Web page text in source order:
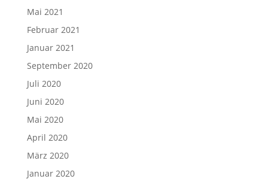
Mai 2021
Februar 2021
Januar 2021
September 2020
Juli 2020
Juni 2020
Mai 2020
April 2020
März 2020
Januar 2020